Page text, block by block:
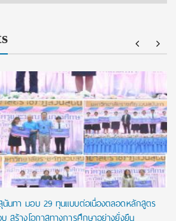
นทา มอบ 29 ทุนแบบต่อเนื่องตลอดหลักสูตร
สร้างโอกาสทางการศึกษาอย่างยั่งยืน